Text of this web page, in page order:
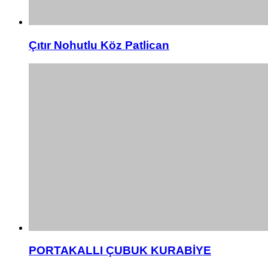
Çıtır Nohutlu Köz Patlican
PORTAKALLI ÇUBUK KURABİYE